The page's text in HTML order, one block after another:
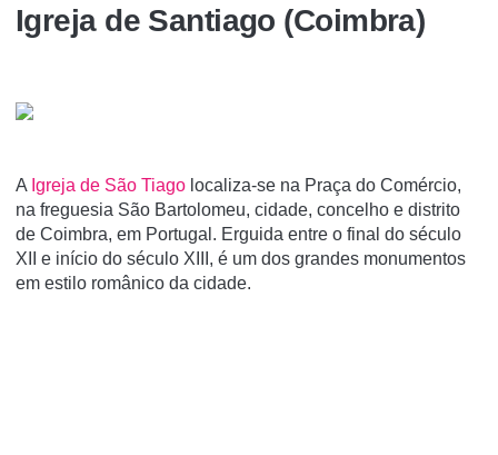
Igreja de Santiago (Coimbra)
A Igreja de São Tiago localiza-se na Praça do Comércio,
na freguesia São Bartolomeu, cidade, concelho e distrito
de Coimbra, em Portugal. Erguida entre o final do século
XII e iní­cio do século XIII, é um dos grandes monumentos
em estilo românico da cidade.